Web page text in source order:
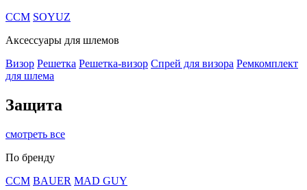
CCM SOYUZ
Аксессуары для шлемов
Визор Решетка Решетка-визор Спрей для визора Ремкомплект
для шлема
Защита
смотреть все
По бренду
CCM BAUER MAD GUY